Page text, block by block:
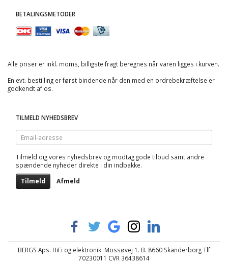
BETALINGSMETODER
Alle priser er inkl. moms, billigste fragt beregnes når varen ligges i kurven.
En evt. bestilling er først bindende når den med en ordrebekræftelse er
godkendt af os.
TILMELD NYHEDSBREV
Email-
adresse
Tilmeld dig vores nyhedsbrev og modtag gode tilbud samt andre
spændende nyheder direkte i din indbakke.
Tilmeld Afmeld
BERGS Aps. HiFi og elektronik. Mossøvej 1. B. 8660 Skanderborg Tlf
70230011 CVR 36438614